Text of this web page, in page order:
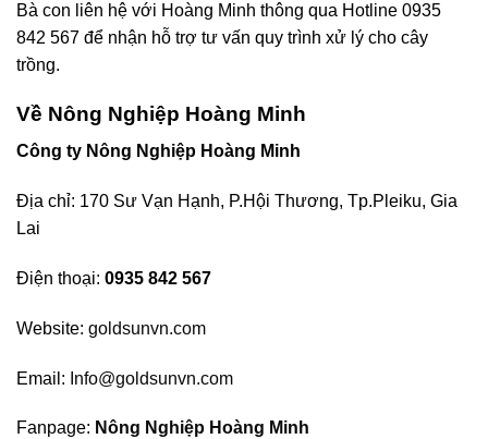
Bà con liên hệ với Hoàng Minh thông qua Hotline 0935
842 567 để nhận hỗ trợ tư vấn quy trình xử lý cho cây
trồng.
Về Nông Nghiệp Hoàng Minh
Công ty Nông Nghiệp Hoàng Minh
Địa chỉ: 170 Sư Vạn Hạnh, P.Hội Thương, Tp.Pleiku, Gia
Lai
Điện thoại: 0935 842 567
Website: goldsunvn.com
Email: Info@goldsunvn.com
Fanpage: Nông Nghiệp Hoàng Minh